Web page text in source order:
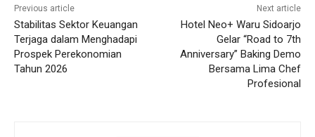
Previous article
Stabilitas Sektor Keuangan
Terjaga dalam Menghadapi
Prospek Perekonomian
Tahun 2026
Next article
Hotel Neo+ Waru Sidoarjo
Gelar “Road to 7th
Anniversary” Baking Demo
Bersama Lima Chef
Profesional